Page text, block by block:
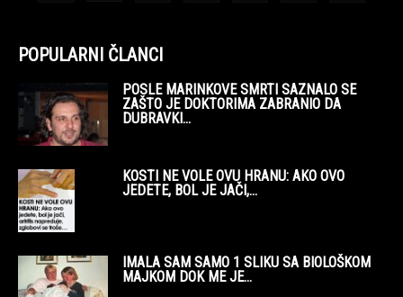
POPULARNI ČLANCI
POSLE MARINKOVE SMRTI SAZNALO SE
ZAŠTO JE DOKTORIMA ZABRANIO DA
DUBRAVKI...
KOSTI NE VOLE OVU HRANU: AKO OVO
JEDETE, BOL JE JAČI,...
IMALA SAM SAMO 1 SLIKU SA BIOLOŠKOM
MAJKOM DOK ME JE...